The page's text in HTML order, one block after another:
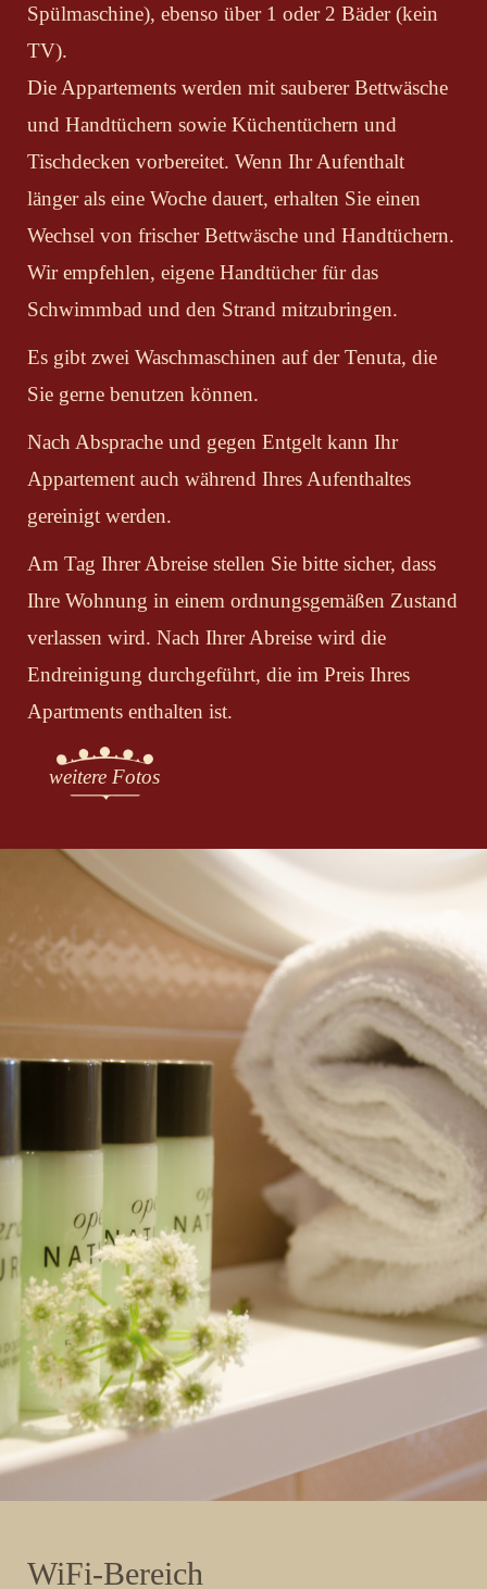
Spülmaschine), ebenso über 1 oder 2 Bäder (kein
TV).
Die Appartements werden mit sauberer Bettwäsche
und Handtüchern sowie Küchentüchern und
Tischdecken vorbereitet. Wenn Ihr Aufenthalt
länger als eine Woche dauert, erhalten Sie einen
Wechsel von frischer Bettwäsche und Handtüchern.
Wir empfehlen, eigene Handtücher für das
Schwimmbad und den Strand mitzubringen.
Es gibt zwei Waschmaschinen auf der Tenuta, die
Sie gerne benutzen können.
Nach Absprache und gegen Entgelt kann Ihr
Appartement auch während Ihres Aufenthaltes
gereinigt werden.
Am Tag Ihrer Abreise stellen Sie bitte sicher, dass
Ihre Wohnung in einem ordnungsgemäßen Zustand
verlassen wird. Nach Ihrer Abreise wird die
Endreinigung durchgeführt, die im Preis Ihres
Apartments enthalten ist.
weitere Fotos
WiFi-Bereich